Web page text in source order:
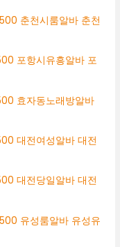
춘천시룸알바 춘천
포항시유흥알바 포
효자동노래방알바
대전여성알바 대전
대전당일알바 대전
유성룸알바 유성유